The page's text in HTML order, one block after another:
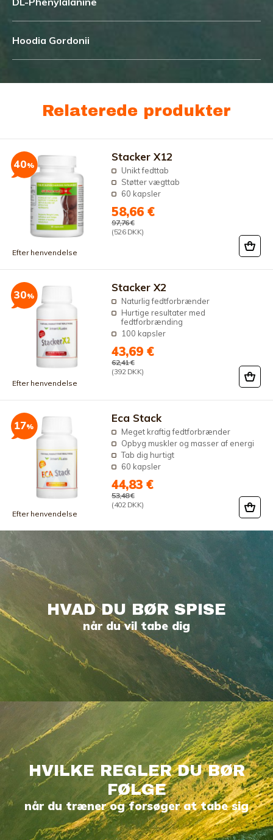
Hoodia Gordonii
Relaterede produkter
Stacker X12
Unikt fedttab
Støtter vægttab
60 kapsler
Efter henvendelse
58,66 €
97,76 €
(526 DKK)
40%
Stacker X2
Naturlig fedtforbrænder
Hurtige resultater med
fedtforbrænding
100 kapsler
Efter henvendelse
43,69 €
62,41 €
(392 DKK)
30%
Eca Stack
Meget kraftig fedtforbrænder
Opbyg muskler og masser af energi
Tab dig hurtigt
60 kapsler
Efter henvendelse
44,83 €
53,48 €
(402 DKK)
17%
HVAD DU BØR SPISE
når du vil tabe dig
HVILKE REGLER DU BØR
FØLGE
når du træner og forsøger at tabe sig